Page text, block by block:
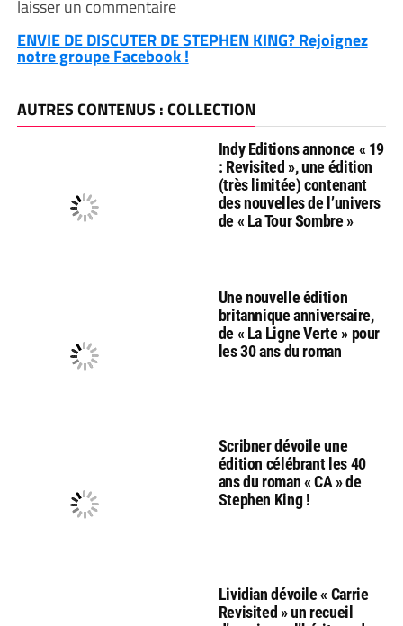
laisser un commentaire
ENVIE DE DISCUTER DE STEPHEN KING? Rejoignez
notre groupe Facebook !
AUTRES CONTENUS : COLLECTION
Indy Editions annonce « 19
: Revisited », une édition
(très limitée) contenant
des nouvelles de l’univers
de « La Tour Sombre »
Une nouvelle édition
britannique anniversaire,
de « La Ligne Verte » pour
les 30 ans du roman
Scribner dévoile une
édition célébrant les 40
ans du roman « CA » de
Stephen King !
Lividian dévoile « Carrie
Revisited » un recueil